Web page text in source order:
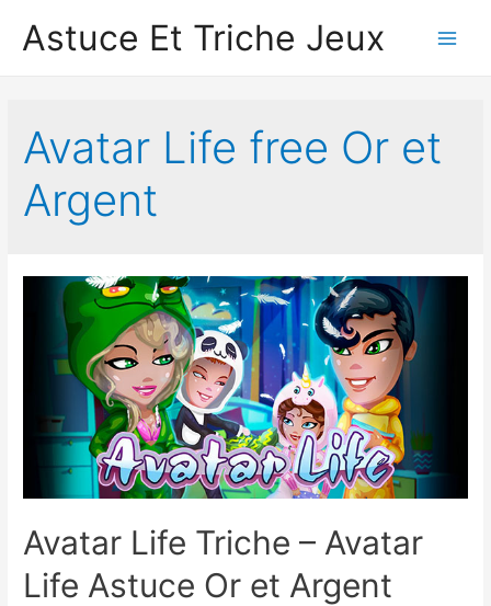
Astuce Et Triche Jeux
Avatar Life free Or et
Argent
Avatar Life Triche – Avatar
Life Astuce Or et Argent